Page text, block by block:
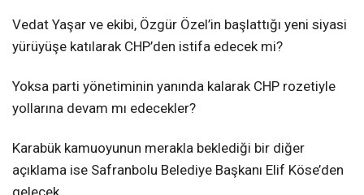
Vedat Yaşar ve ekibi, Özgür Özel’in başlattığı yeni siyasi
yürüyüşe katılarak CHP’den istifa edecek mi?
Yoksa parti yönetiminin yanında kalarak CHP rozetiyle
yollarına devam mı edecekler?
Karabük kamuoyunun merakla beklediği bir diğer
açıklama ise Safranbolu Belediye Başkanı Elif Köse’den